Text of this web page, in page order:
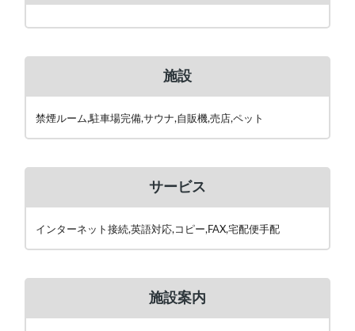
施設
禁煙ルーム,駐車場完備,サウナ,自販機,売店,ペット
サービス
インターネット接続,英語対応,コピー,FAX,宅配便手配
施設案内